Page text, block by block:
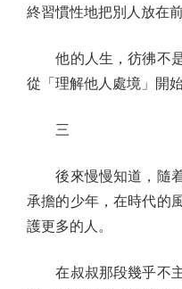
終習慣性地把別人放在前
他的人生，彷彿不是
從「理解他人處境」開始
三
後來慢慢知道，隨着
承擔的少年，在時代的
護更多的人。
在叔叔那段幾乎不主